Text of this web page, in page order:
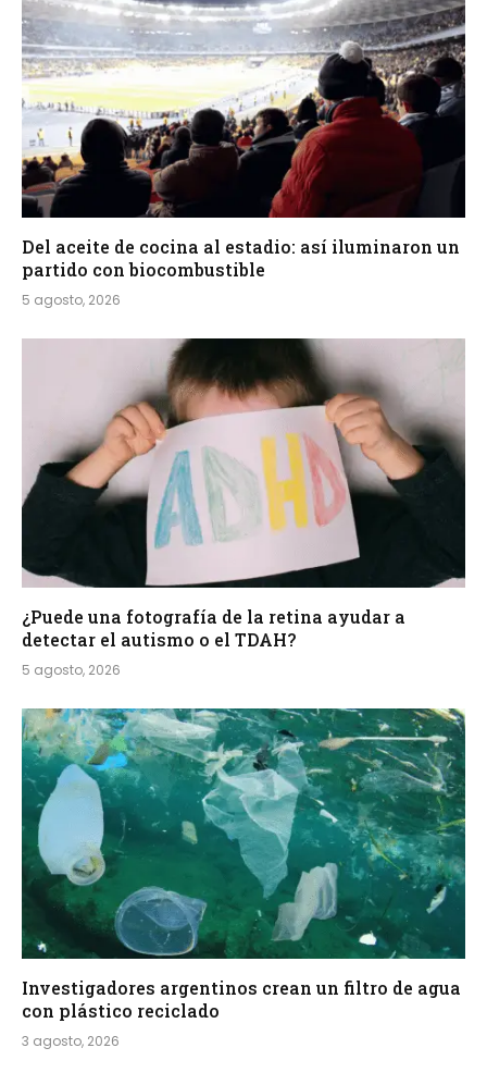
Del aceite de cocina al estadio: así iluminaron un
partido con biocombustible
5 agosto, 2026
¿Puede una fotografía de la retina ayudar a
detectar el autismo o el TDAH?
5 agosto, 2026
Investigadores argentinos crean un filtro de agua
con plástico reciclado
3 agosto, 2026